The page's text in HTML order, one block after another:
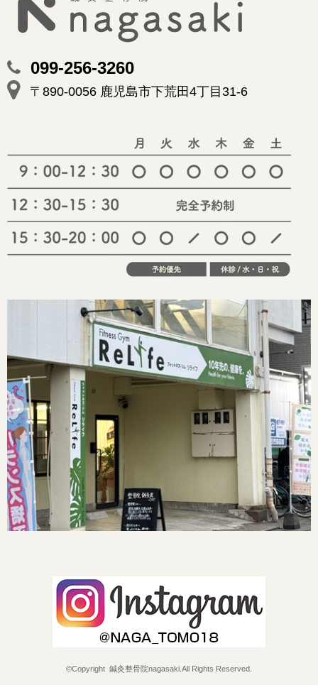
099-256-3260
〒890-0056 鹿児島市下荒田4丁目31-6
©Copyright 鍼灸整骨院nagasaki.All Rights Reserved.